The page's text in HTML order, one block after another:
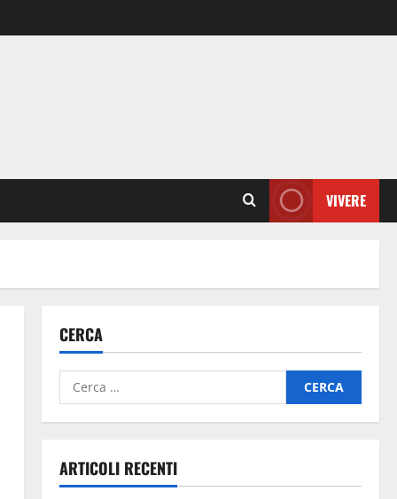
VIVERE
CERCA
ARTICOLI RECENTI